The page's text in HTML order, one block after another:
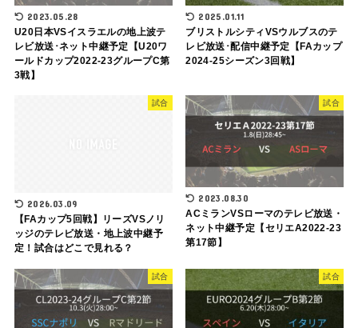
2023.05.28
U20日本VSイスラエルの地上波テ
レビ放送･ネット中継予定【U20ワ
ールドカップ2022-23グループC第
3戦】
2025.01.11
ブリストルシティVSウルブスのテ
レビ放送･配信中継予定【FAカップ
2024-25シーズン3回戦】
試合
2026.03.09
【FAカップ5回戦】リーズVSノリ
ッジのテレビ放送・地上波中継予
定！試合はどこで見れる？
試合
2023.08.30
ACミランVSローマのテレビ放送・
ネット中継予定【セリエA2022-23
第17節】
試合 試合